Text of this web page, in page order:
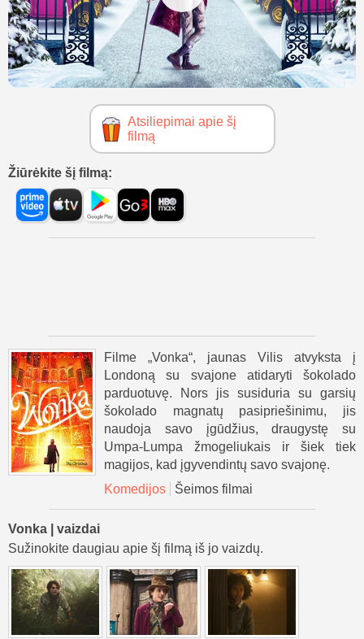
Atsiliepimai apie šį
filmą
Žiūrėkite šį filmą:
Filme „Vonka“, jaunas Vilis atvyksta į
Londoną su svajone atidaryti šokolado
parduotuvę. Nors jis susiduria su garsių
šokolado magnatų pasipriešinimu, jis
naudoja savo įgūdžius, draugystę su
Umpa-Lumpa žmogeliukais ir šiek tiek
magijos, kad įgyvendintų savo svajonę.
Komedijos
Šeimos filmai
Vonka | vaizdai
Sužinokite daugiau apie šį filmą iš jo vaizdų.